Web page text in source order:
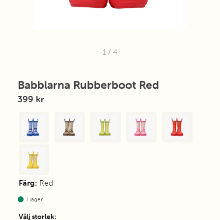
1 / 4
Babblarna Rubberboot Red
399 kr
Färg: Red
I lager
Välj storlek: